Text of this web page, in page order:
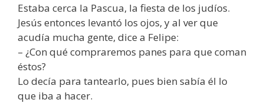
Estaba cerca la Pascua, la fiesta de los judíos.
Jesús entonces levantó los ojos, y al ver que
acudía mucha gente, dice a Felipe:
– ¿Con qué compraremos panes para que coman
éstos?
Lo decía para tantearlo, pues bien sabía él lo
que iba a hacer.